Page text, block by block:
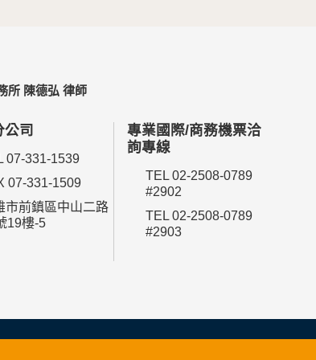
所 陳德弘 律師
公司
07-331-1539
07-331-1509
市前鎮區中山二路
19樓-5
專業國際/商務機票洽
詢專線
TEL 02-2508-0789
#2902
TEL 02-2508-0789
#2903